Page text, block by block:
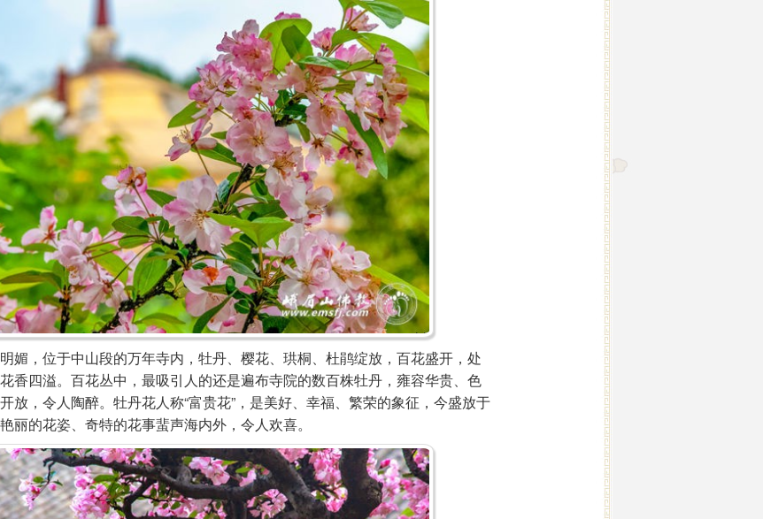
，位于中山段的万年寺内，牡丹、樱花、珙桐、杜鹃绽放，百花盛开，处
香四溢。百花丛中，最吸引人的还是遍布寺院的数百株牡丹，雍容华贵、色
放，令人陶醉。牡丹花人称“富贵花”，是美好、幸福、繁荣的象征，今盛放于
丽的花姿、奇特的花事蜚声海内外，令人欢喜。